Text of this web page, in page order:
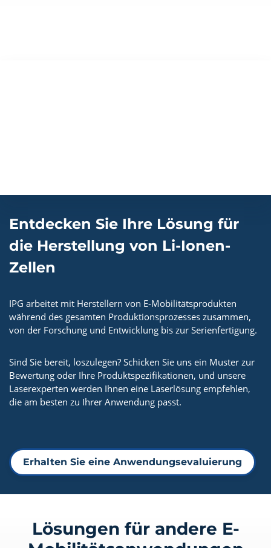
Entdecken Sie Ihre Lösung für
die Herstellung von Li-Ionen-
Zellen
IPG arbeitet mit Herstellern von E-Mobilitätsprodukten
während des gesamten Produktionsprozesses zusammen,
von der Forschung und Entwicklung bis zur Serienfertigung.
Sind Sie bereit, loszulegen? Schicken Sie uns ein Muster zur
Bewertung oder Ihre Produktspezifikationen, und unsere
Laserexperten werden Ihnen eine Laserlösung empfehlen,
die am besten zu Ihrer Anwendung passt.
Erhalten Sie eine Anwendungsevaluierung
Lösungen für andere E-